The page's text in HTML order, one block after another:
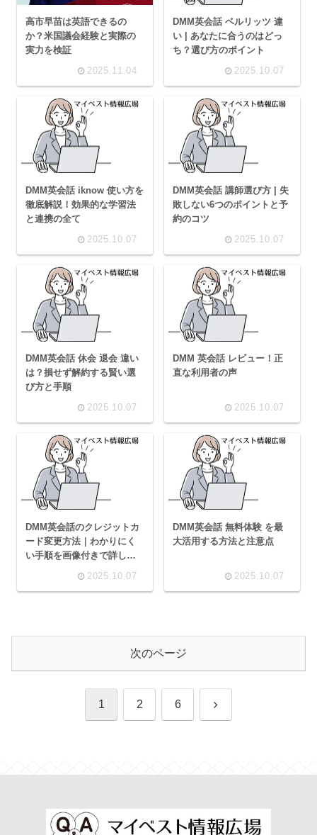
高市早苗は英語できるの
か？米国議会経験と実際の
実力を検証
2025.11.04
DMM英会話 ベルリッツ 違
い | あなたに合うのはどっ
ち？選び方のポイント
2025.10.07
DMM英会話 iknow 使い方を
徹底解説！効果的な学習法
と連携の全て
2025.10.07
DMM英会話 講師選び方 | 失
敗しない6つのポイントと予
約のコツ
2025.10.07
DMM英会話 休会 退会 違い
は？損せず解約する賢い選
び方と手順
2025.10.07
DMM 英会話 レビュー！正
直な利用者の声
2025.10.07
DMM英会話のクレジットカ
ード変更方法｜わかりにく
い手順を画像付きで詳しく
2025.10.07
DMM英会話 無料体験 を最
大活用する方法と注意点
2025.10.07
次のページ
1 2 6 次